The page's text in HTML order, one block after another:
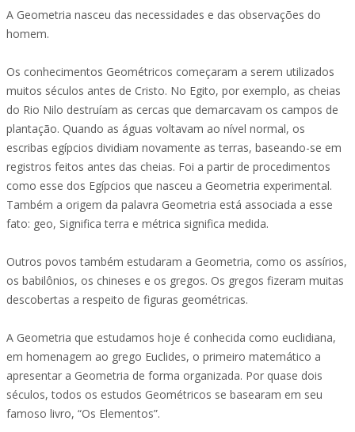
A Geometria nasceu das necessidades e das observações do
homem.
Os conhecimentos Geométricos começaram a serem utilizados
muitos séculos antes de Cristo. No Egito, por exemplo, as cheias
do Rio Nilo destruíam as cercas que demarcavam os campos de
plantação. Quando as águas voltavam ao nível normal, os
escribas egípcios dividiam novamente as terras, baseando-se em
registros feitos antes das cheias. Foi a partir de procedimentos
como esse dos Egípcios que nasceu a Geometria experimental.
Também a origem da palavra Geometria está associada a esse
fato: geo, Significa terra e métrica significa medida.
Outros povos também estudaram a Geometria, como os assírios,
os babilônios, os chineses e os gregos. Os gregos fizeram muitas
descobertas a respeito de figuras geométricas.
A Geometria que estudamos hoje é conhecida como euclidiana,
em homenagem ao grego Euclides, o primeiro matemático a
apresentar a Geometria de forma organizada. Por quase dois
séculos, todos os estudos Geométricos se basearam em seu
famoso livro, “Os Elementos”.